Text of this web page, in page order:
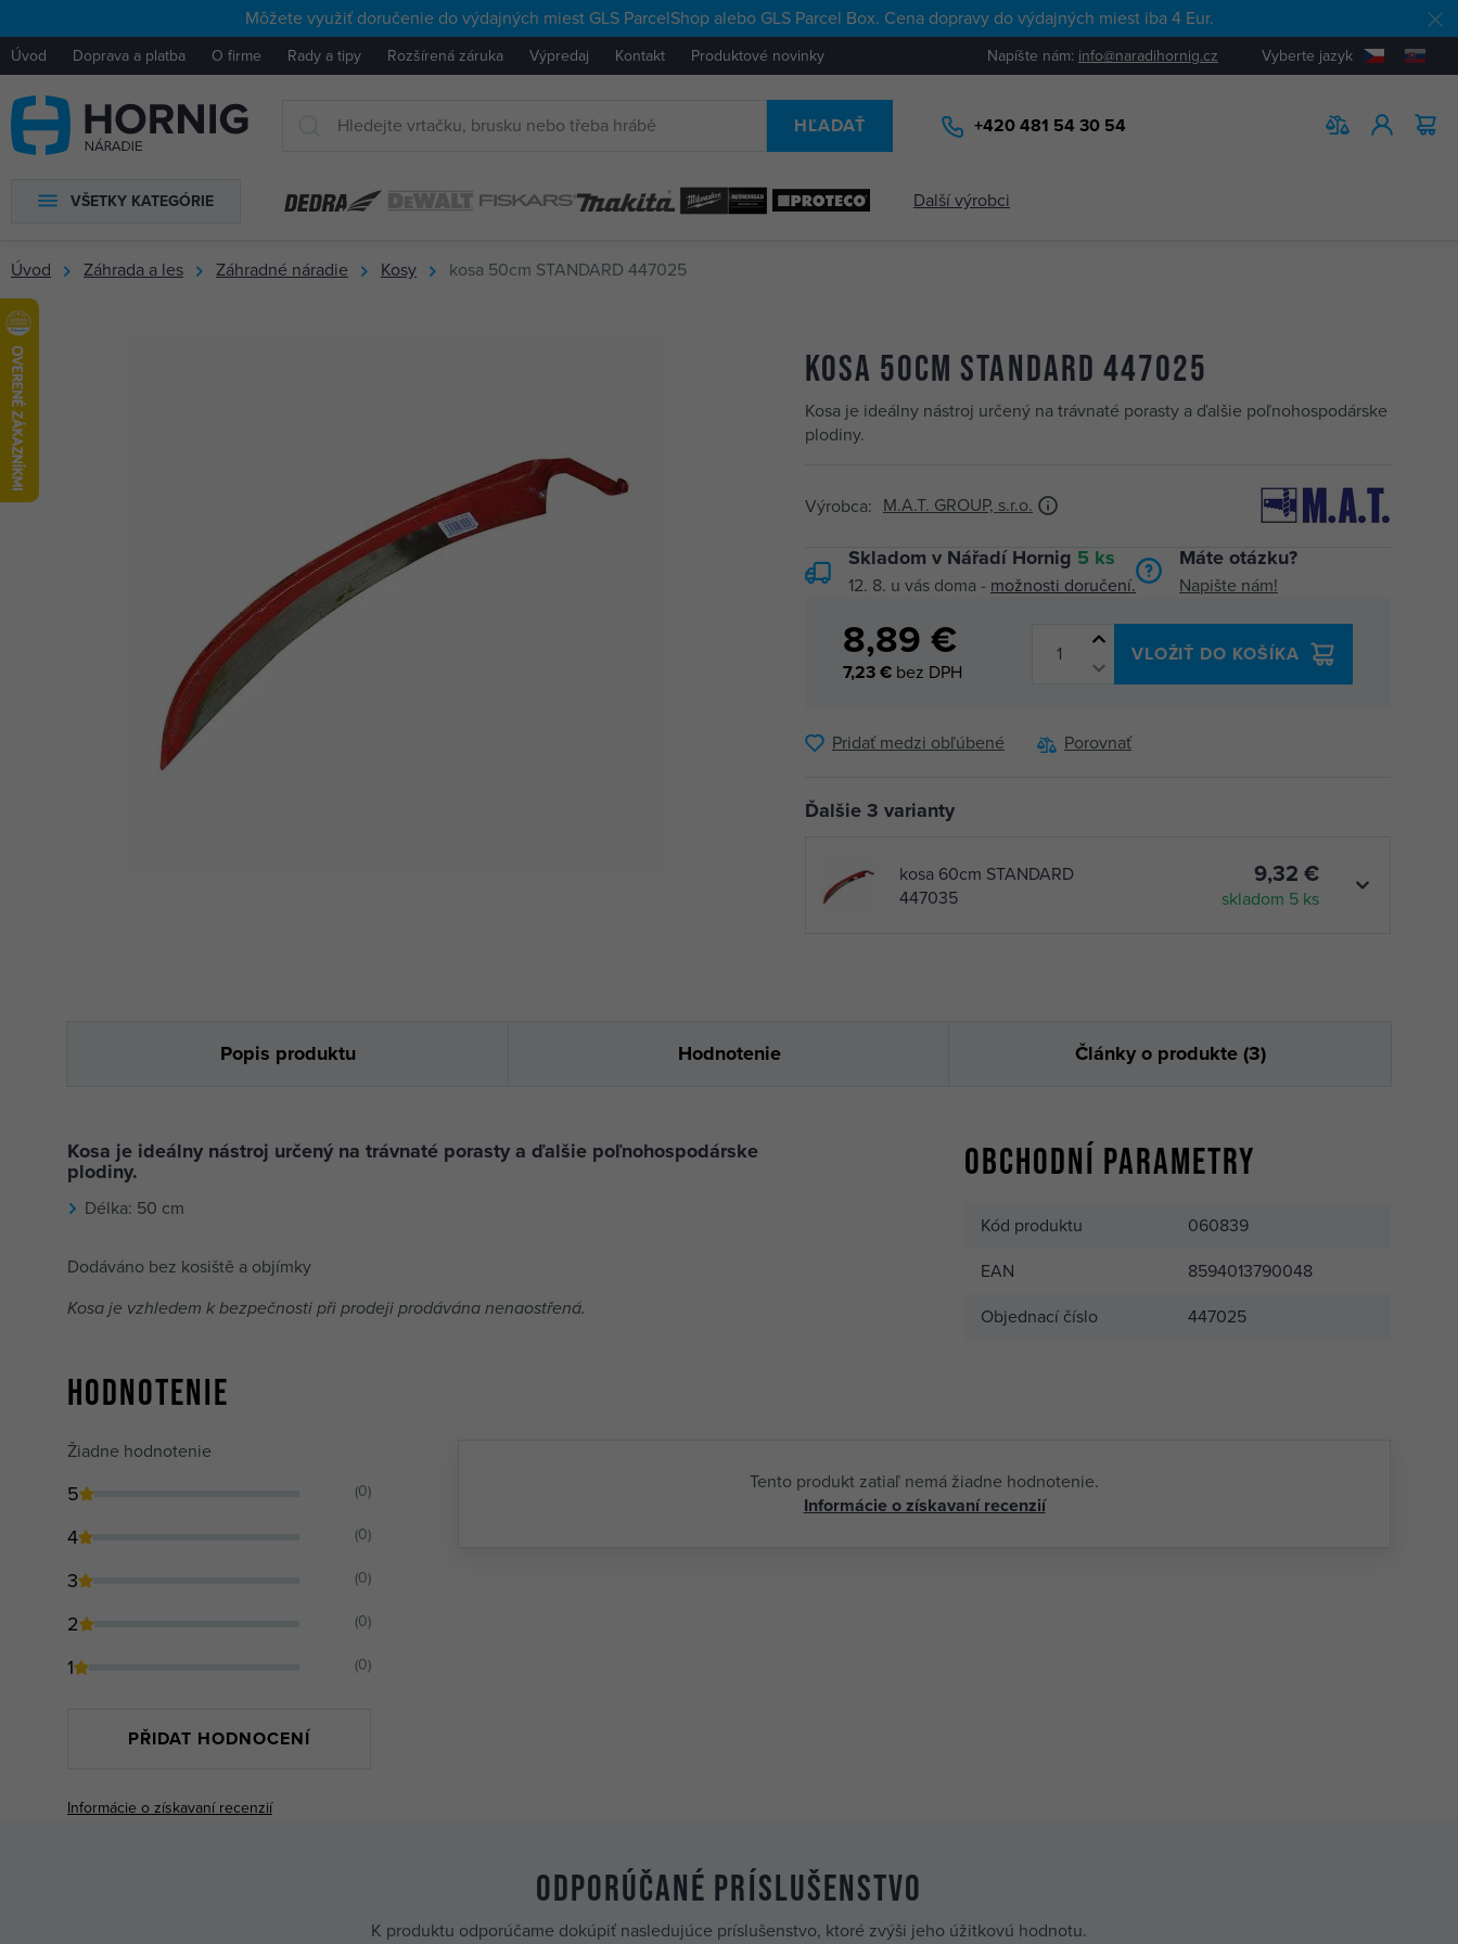
Môžete využiť doručenie do výdajných miest GLS ParcelShop alebo GLS Parcel Box. Cena dopravy do výdajných miest iba 4 Eur.
Úvod Doprava a platba O firme Rady a tipy Rozšírená záruka Výpredaj Kontakt Produktové novinky Napíšte nám: info@naradihornig.cz Vyberte jazyk
HĽADAŤ +420 481 54 30 54
VŠETKY KATEGÓRIE Další výrobci
Úvod Záhrada a les Záhradné náradie Kosy kosa 50cm STANDARD 447025
kosa 50cm STANDARD 447025
Kosa je ideálny nástroj určený na trávnaté porasty a ďalšie poľnohospodárske
plodiny.
Výrobca: M.A.T. GROUP, s.r.o.
Skladom v Nářadí Hornig 5 ks
12. 8. u vás doma - možnosti doručení.
Máte otázku?
Napište nám!
8,89 €
7,23 € bez DPH
VLOŽIŤ DO KOŠÍKA
Pridať medzi obľúbené Porovnať
Ďalšie 3 varianty
kosa 60cm STANDARD
447035
9,32 €
skladom 5 ks
9,32 €
Popis produktu Hodnotenie Články o produkte (3)
Kosa je ideálny nástroj určený na trávnaté porasty a ďalšie poľnohospodárske
plodiny.
Délka: 50 cm
Dodáváno bez kosiště a objímky
Kosa je vzhledem k bezpečnosti při prodeji prodávána nenaostřená.
Obchodní parametry
Kód produktu 060839
EAN 8594013790048
Objednací číslo 447025
Hodnotenie
Žiadne hodnotenie
5 (0)
4 (0)
3 (0)
2 (0)
1 (0)
PŘIDAT HODNOCENÍ
Informácie o získavaní recenzií
Tento produkt zatiaľ nemá žiadne hodnotenie.
Informácie o získavaní recenzií
Odporúčané príslušenstvo
K produktu odporúčame dokúpiť nasledujúce príslušenstvo, ktoré zvýši jeho úžitkovú hodnotu.